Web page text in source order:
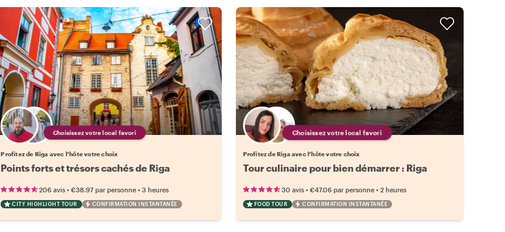
Choisissez votre local favori
Profitez de Riga avec l'hôte votre choix
Points forts et trésors cachés de Riga
206 avis •€38.97 par personne •3 heures
CITY HIGHLIGHT TOUR CONFIRMATION INSTANTANÉE
Choisissez votre local favori
Profitez de Riga avec l'hôte votre choix
Tour culinaire pour bien démarrer : Riga
30 avis• €47.06 par personne• 2 heures
FOOD TOUR CONFIRMATION INSTANTANÉE